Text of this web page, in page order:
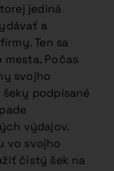
jediná
a
Ten sa
Počas
svojho
podpísané
výdajov.
vo svojho
čistý šek na